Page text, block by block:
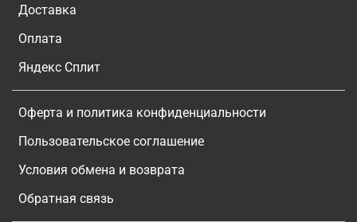
Доставка
Оплата
Яндекс Сплит
Оферта и политика конфиденциальности
Пользовательское соглашение
Условия обмена и возврата
Обратная связь